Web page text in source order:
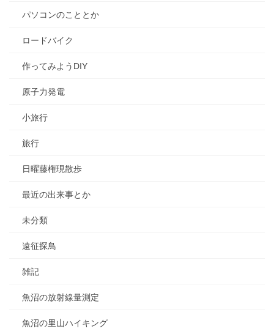
パソコンのこととか
ロードバイク
作ってみようDIY
原子力発電
小旅行
旅行
日曜藤権現散歩
最近の出来事とか
未分類
遠征探鳥
雑記
魚沼の放射線量測定
魚沼の里山ハイキング